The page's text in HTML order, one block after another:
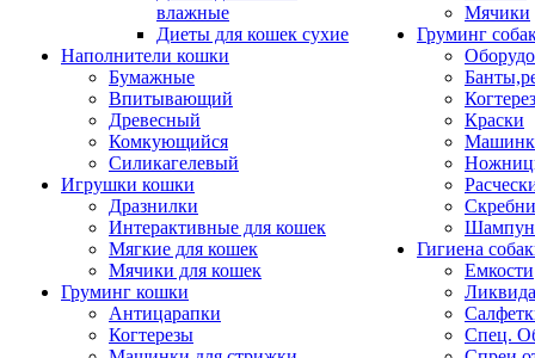
влажные
Диеты для кошек сухие
Наполнители кошки
Бумажные
Впитывающий
Древесный
Комкующийся
Силикагелевый
Игрушки кошки
Дразнилки
Интерактивные для кошек
Мягкие для кошек
Мячики для кошек
Груминг кошки
Антицарапки
Когтерезы
Мячики
Груминг
Краски
Гигиена
Емкости
Спец.